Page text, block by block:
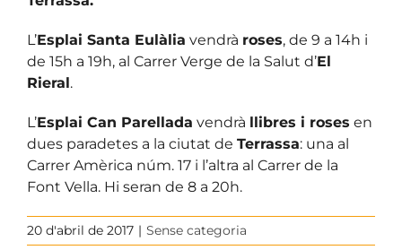
L’Esplai Santa Eulàlia vendrà roses, de 9 a 14h i
de 15h a 19h, al Carrer Verge de la Salut d’El
Rieral.
L’Esplai Can Parellada vendrà llibres i roses en
dues paradetes a la ciutat de Terrassa: una al
Carrer Amèrica núm. 17 i l’altra al Carrer de la
Font Vella. Hi seran de 8 a 20h.
20 d'abril de 2017 | Sense categoria